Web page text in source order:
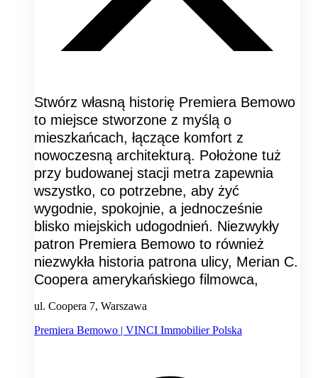
Stwórz własną historię Premiera Bemowo
to miejsce stworzone z myślą o
mieszkańcach, łączące komfort z
nowoczesną architekturą. Położone tuż
przy budowanej stacji metra zapewnia
wszystko, co potrzebne, aby żyć
wygodnie, spokojnie, a jednocześnie
blisko miejskich udogodnień. Niezwykły
patron Premiera Bemowo to również
niezwykła historia patrona ulicy, Merian C.
Coopera amerykańskiego filmowca,
ul. Coopera 7, Warszawa
Premiera Bemowo | VINCI Immobilier Polska